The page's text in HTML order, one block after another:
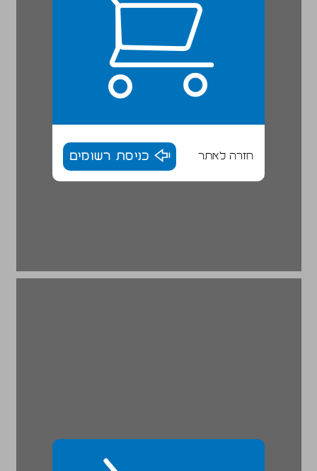
חזרה לאתר כניסת רשומים